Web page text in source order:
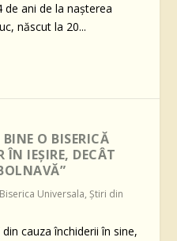
ani de la nașterea
născut la 20...
O BISERICĂ
ÎN IEȘIRE, DECÂT
Biserica Universala,Știri din
cauza închiderii în sine,